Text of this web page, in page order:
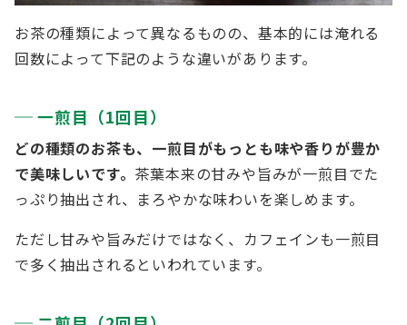
お茶の種類によって異なるものの、基本的には淹れる
回数によって下記のような違いがあります。
一煎目（1回目）
どの種類のお茶も、一煎目がもっとも味や香りが豊か
で美味しいです。 茶葉本来の甘みや旨みが一煎目でた
っぷり抽出され、まろやかな味わいを楽しめます。
ただし甘みや旨みだけではなく、カフェインも一煎目
で多く抽出されるといわれています。